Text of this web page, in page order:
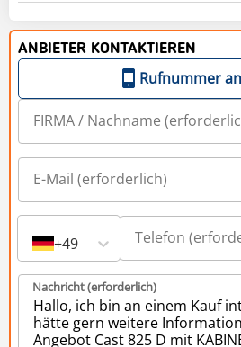
ANBIETER KONTAKTIEREN
Rufnummer
+49
Nachricht (erforderlich)